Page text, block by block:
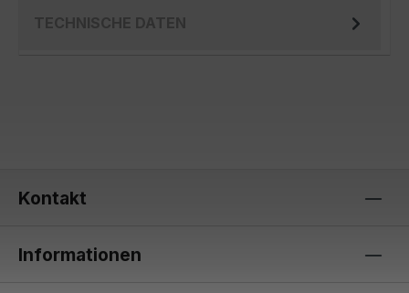
TECHNISCHE DATEN
Kontakt
Informationen